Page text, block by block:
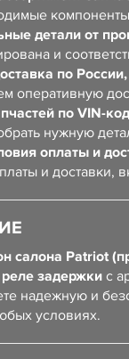
детали от
и
по
оперативную
по VIN-
нужную
оплаты и
и доставки,
салона Patriot
задержки с
надежную и
условиях.